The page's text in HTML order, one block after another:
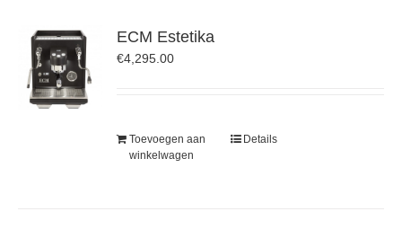
ECM Estetika
€4,295.00
Toevoegen aan
winkelwagen
Details